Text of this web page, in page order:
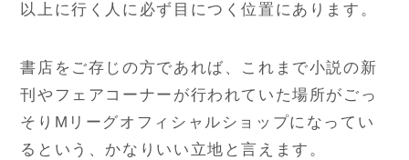
以上に行く人に必ず目につく位置にあります。
書店をご存じの方であれば、これまで小説の新
刊やフェアコーナーが行われていた場所がごっ
そりMリーグオフィシャルショップになってい
るという、かなりいい立地と言えます。